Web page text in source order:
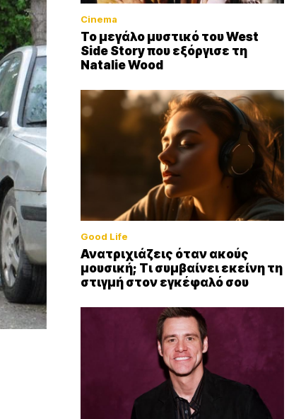
Cinema
Το μεγάλο μυστικό του West
Side Story που εξόργισε τη
Natalie Wood
Good Life
Ανατριχιάζεις όταν ακούς
μουσική; Τι συμβαίνει εκείνη τη
στιγμή στον εγκέφαλό σου